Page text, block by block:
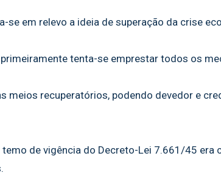
em relevo a ideia de superação da crise
tenta-se emprestar todos os
recuperatórios, podendo devedor e
de vigência do Decreto-Lei 7.661/45 era